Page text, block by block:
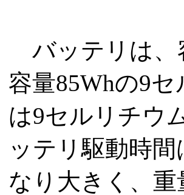
バッテリは、
容量85Whの9
は9セルリチウ
ッテリ駆動時
なり大きく、